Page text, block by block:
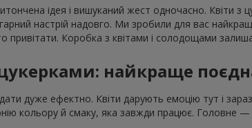
ідея і вишуканий жест одночасно. Квіти
настрій надовго. Ми зробили для вас
Коробка з квітами і солодощами
цукерками: найкраще
дуже ефектно. Квіти дарують емоцію тут і
кольору й смаку, яка завжди працює. Головне —